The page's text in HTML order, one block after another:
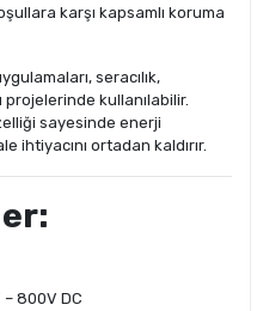
karşı kapsamlı koruma
seracılık,
projelerinde kullanılabilir.
sayesinde enerji
ihtiyacını ortadan kaldırır.
– 800V DC